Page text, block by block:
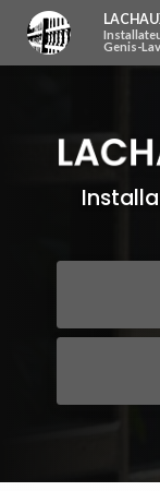
contenu
principal
Installateur de clôture à Saint-
Genis-